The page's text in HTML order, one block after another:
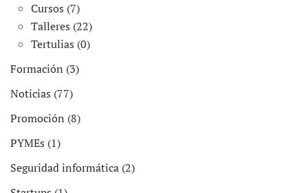
Cursos (7)
Talleres (22)
Tertulias (0)
Formación (3)
Noticias (77)
Promoción (8)
PYMEs (1)
Seguridad informática (2)